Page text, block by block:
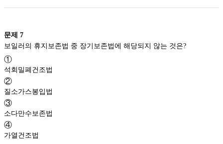
문제 7
①
석회밀폐건조법
②
질소가스봉입법
③
소다만수보존법
④
가열건조법